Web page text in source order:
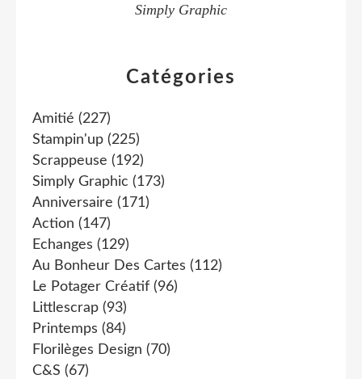
Catégories
Amitié (227)
Stampin'up (225)
Scrappeuse (192)
Simply Graphic (173)
Anniversaire (171)
Action (147)
Echanges (129)
Au Bonheur Des Cartes (112)
Le Potager Créatif (96)
Littlescrap (93)
Printemps (84)
Florilèges Design (70)
C&s (67)
Simply Graphic